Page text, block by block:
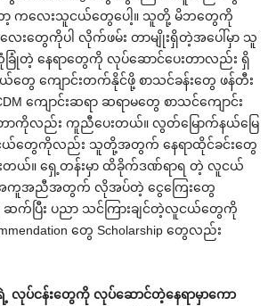
တော့ ကလေးသူငယ်တွေပေါ့။ သူတို့ မိဘတွေကို
းတွေကိုပါ လိုက်ဖမ်း တာမျိုးရှိတဲ့အပေါ်မှာ သူ
နေရာတွေကို လုပ်ဆောင်ပေးတာလည်း ရှိ
ယ်တွေ ကျောင်းတက်နိုင်ဖို့ စာသင်ခန်းတွေ ဖန်တီး
ကျောင်းဆရာ ဆရာမတွေ စာသင်ကျောင်း
ာကိုလည်း ကူညီပေးတယ်။ လွတ်မြောက်နယ်မြေ
တွေကိုလည်း သူတို့အတွက် နေရာထိုင်ခင်းတွေ
ယ်။ ရှေ့တန်းမှာ ထိခိုက်ဒဏ်ရာရ တဲ့ လူငယ်
အကူအညီအတွက် လိုအပ်တဲ့ ငွေကြေးတွေ
ဆက်ပြီး ပညာ သင်ကြားချင်တဲ့လူငယ်တွေကို
တွေ Scholarship တွေလည်း
ရဲ့ လုပ်ငန်းတွေကို လုပ်ဆောင်တဲ့နေရာမှာကော